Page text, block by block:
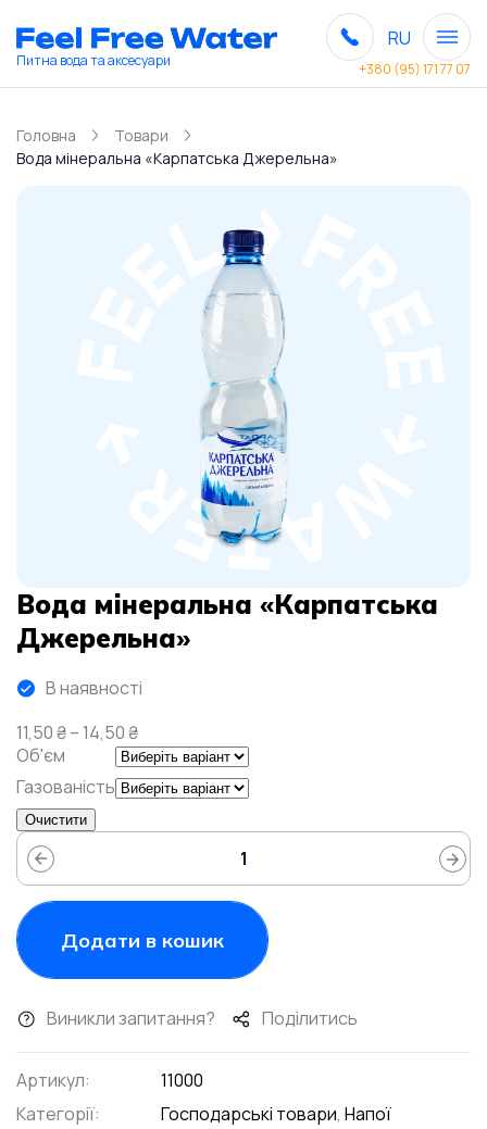
Питна вода та аксесуари
RU
+380 (95) 171 77 07
Головна
Товари
Вода мінеральна «Карпатська Джерельна»
Вода мінеральна «Карпатська
Джерельна»
В наявності
11,50₴– 14,50₴Price
range:
11,50 ₴
through
Об'єм
Газованість
Очистити
Додати в кошик
Виникли запитання? Поділитись
Артикул:
11000
Категорії:
Господарські товари, Напої